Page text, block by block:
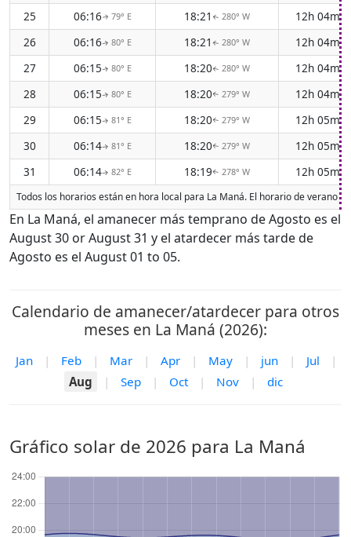
25 06:16↑ 79° E 18:21 ↑ 280° W
12h 04m
26
06:16↑ 80° E 18:21 ↑ 280° W
12h 04m
27
06:15↑ 80° E 18:20↑ 280° W
12h 04m
28
06:15↑ 80° E 18:20↑ 279° W
12h 04m
29
06:15↑ 81° E 18:20↑ 279° W
12h 05m
30
06:14↑ 81° E 18:20↑ 279° W
12h 05m
31
06:14↑ 82° E 18:19↑ 278° W 12h 05m
Todos los horarios están en hora local para La Maná. El horario de verano
En La Maná, el amanecer más temprano de Agosto es el
August 30 or August 31 y el atardecer más tarde de
Agosto es el August 01 to 05.
Calendario de amanecer/atardecer para otros
meses en La Maná (2026):
Jan | Feb | Mar | Apr | May | jun | Jul
|
Aug
| Sep | Oct | Nov | dic
Gráfico solar de 2026 para La Maná